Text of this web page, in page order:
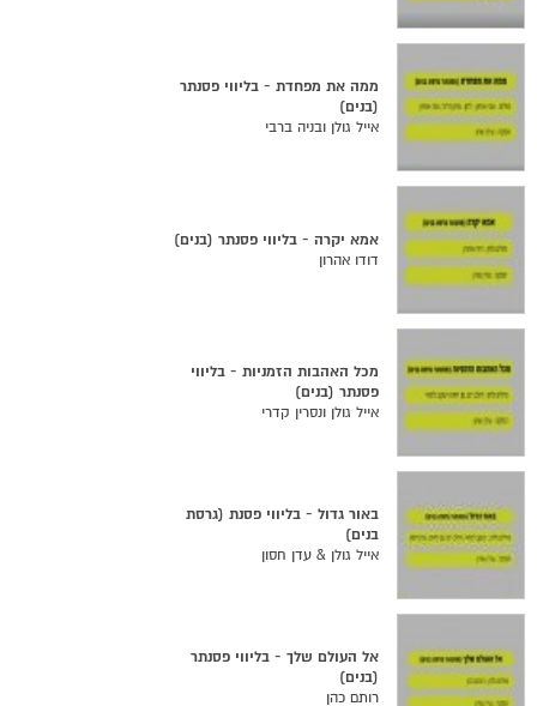
ממה את מפחדת - בליווי פסנתר
(בנים)
אייל גולן ובניה ברבי
אמא יקרה - בליווי פסנתר (בנים)
דודו אהרון
מכל האהבות הזמניות - בליווי
פסנתר (בנים)
אייל גולן ונסרין קדרי
באור גדול - בליווי פסנת (גרסת
בנים)
אייל גולן & עדן חסון
אל העולם שלך - בליווי פסנתר
(בנים)
רותם כהן